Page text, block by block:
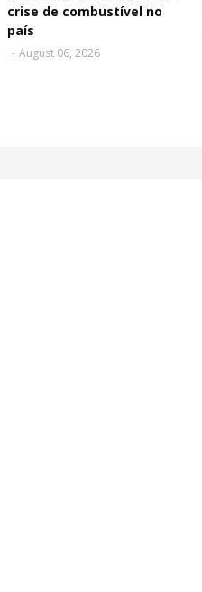
crise de combustível no
país
- August 06, 2026